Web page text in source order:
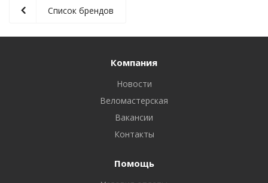
Список брендов
Компания
Новости
Веломастерская
Вакансии
Контакты
Помощь